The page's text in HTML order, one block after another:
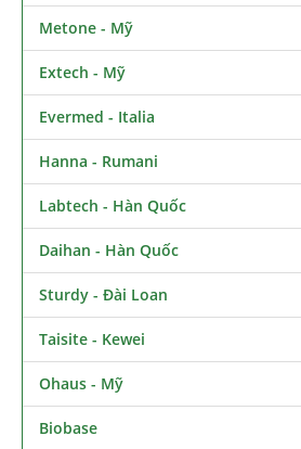
Metone - Mỹ
Extech - Mỹ
Evermed - Italia
Hanna - Rumani
Labtech - Hàn Quốc
Daihan - Hàn Quốc
Sturdy - Đài Loan
Taisite - Kewei
Ohaus - Mỹ
Biobase